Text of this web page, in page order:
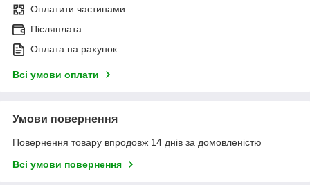
Оплатити частинами
Післяплата
Оплата на рахунок
Всі умови оплати
Умови повернення
Повернення товару впродовж 14 днів за домовленістю
Всі умови повернення